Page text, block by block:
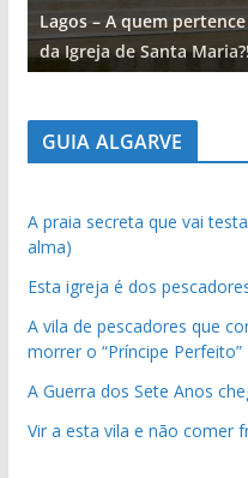
Lagos – A quem
da Igreja de Santa
GUIA ALGARVE
A praia secreta que vai
alma)
Esta igreja é dos
A vila de pescadores que
morrer o “Príncipe Perfeito”
A Guerra dos Sete Anos
Vir a esta vila e não comer